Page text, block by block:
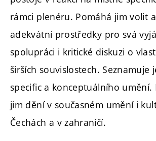
rámci plenéru. Pomáhá jim volit
adekvátní prostředky pro svá
spolupráci i kritické diskuzi o
širších souvislostech. Seznamuje
specific a konceptuálního umění.
jim dění v současném umění i
Čechách a v zahraničí.